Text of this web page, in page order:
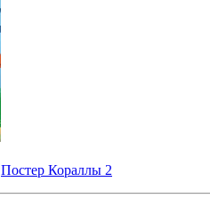
Постер Кораллы 2